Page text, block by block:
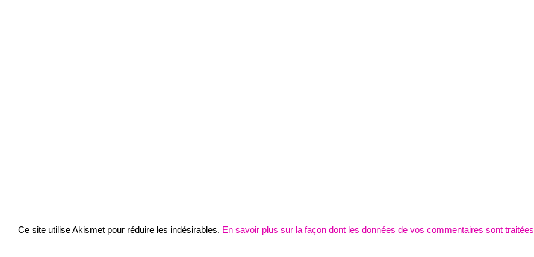
Ce site utilise Akismet pour réduire les indésirables. En savoir plus sur la façon dont les données de vos commentaires sont traitées